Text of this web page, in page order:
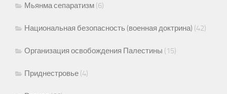
Мьянма сепаратизм (6)
Национальная безопасность (военная доктрина) (42)
Организация освобождения Палестины (15)
Приднестровье (4)